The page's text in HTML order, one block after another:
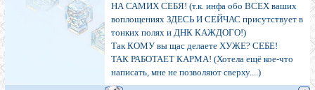
НА САМИХ СЕБЯ! (т.к. инфа обо ВСЕХ ваших
воплощениях ЗДЕСЬ И СЕЙЧАС присутствует в
тонких полях и ДНК КАЖДОГО!)
Так КОМУ вы щас делаете ХУЖЕ? СЕБЕ!
ТАК РАБОТАЕТ КАРМА! (Хотела ещё кое-что
написать, мне не позволяют сверху....)